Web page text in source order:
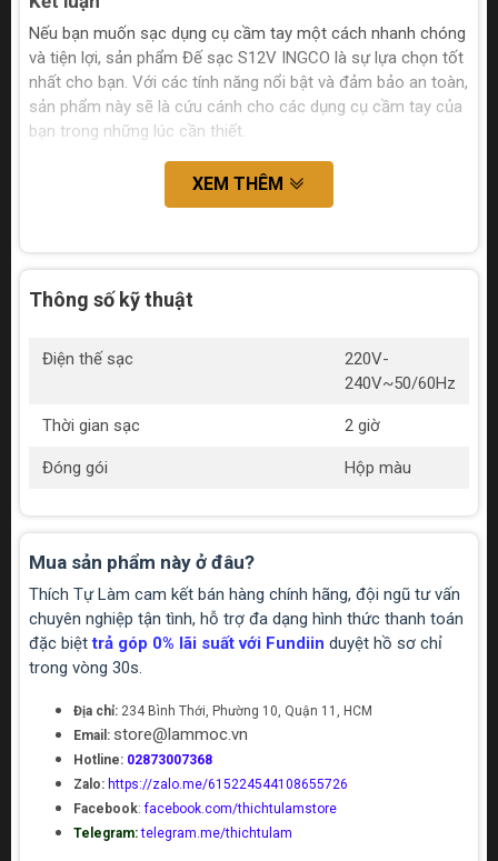
Nếu bạn muốn sạc dụng cụ cầm tay một cách nhanh chóng
và tiện lợi, sản phẩm Đế sạc S12V INGCO là sự lựa chọn tốt
nhất cho bạn. Với các tính năng nổi bật và đảm bảo an toàn,
sản phẩm này sẽ là cứu cánh cho các dụng cụ cầm tay của
bạn trong những lúc cần thiết.
XEM THÊM
Thông số kỹ thuật
Điện thế sạc
220V-
240V~50/60Hz
Thời gian sạc 2 giờ
Đóng gói Hộp màu
Mua sản phẩm này ở đâu?
Thích Tự Làm cam kết bán hàng chính hãng, đội ngũ tư vấn
chuyên nghiệp tận tình, hỗ trợ đa dạng hình thức thanh toán
đặc biệttrả góp 0% lãi suất với Fundiin duyệt hồ sơ chỉ
trong vòng 30s.
Địa chỉ: 234 Bình Thới, Phường 10, Quận 11, HCM
Email: store@lammoc.vn
Hotline: 02873007368
Zalo: https://zalo.me/615224544108655726
Facebook:facebook.com/thichtulamstore
Telegram: telegram.me/thichtulam